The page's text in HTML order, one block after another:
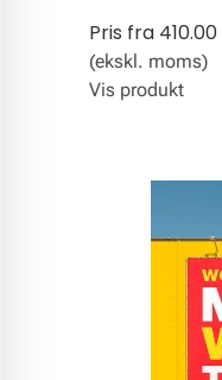
Pris fra
(ekskl. moms)
Vis produkt